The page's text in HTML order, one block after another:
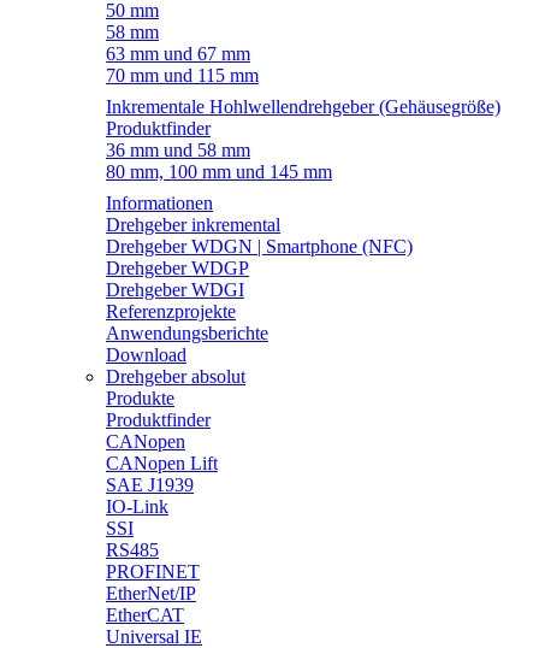
50 mm
58 mm
63 mm und 67 mm
70 mm und 115 mm
Inkrementale Hohlwellendrehgeber (Gehäusegröße)
Produktfinder
36 mm und 58 mm
80 mm, 100 mm und 145 mm
Informationen
Drehgeber inkremental
Drehgeber WDGN | Smartphone (NFC)
Drehgeber WDGP
Drehgeber WDGI
Referenzprojekte
Anwendungsberichte
Download
Drehgeber absolut
Produkte
Produktfinder
CANopen
CANopen Lift
SAE J1939
IO-Link
SSI
RS485
PROFINET
EtherNet/IP
EtherCAT
Universal IE